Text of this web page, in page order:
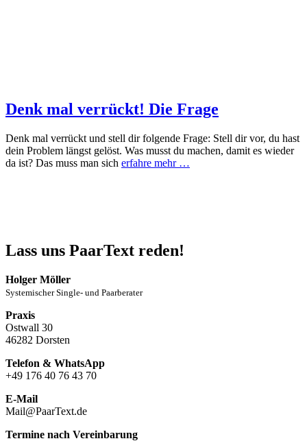
Denk mal verrückt! Die Frage
Denk mal verrückt und stell dir folgende Frage: Stell dir vor, du hast
dein Problem längst gelöst. Was musst du machen, damit es wieder
da ist? Das muss man sich erfahre mehr …
Lass uns PaarText reden!
Holger Möller
Systemischer Single- und Paarberater
Praxis
Ostwall 30
46282 Dorsten
Telefon & WhatsApp
+49 176 40 76 43 70
E-Mail
Mail@PaarText.de
Termine nach Vereinbarung